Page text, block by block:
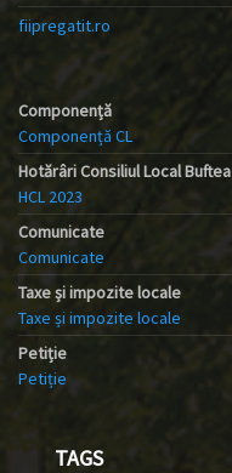
fiipregatit.ro
Componență
Componență CL
Hotărâri Consiliul Local Buftea
HCL 2023
Comunicate
Comunicate
Taxe și impozite locale
Taxe și impozite locale
Petiție
Petiție
TAGS